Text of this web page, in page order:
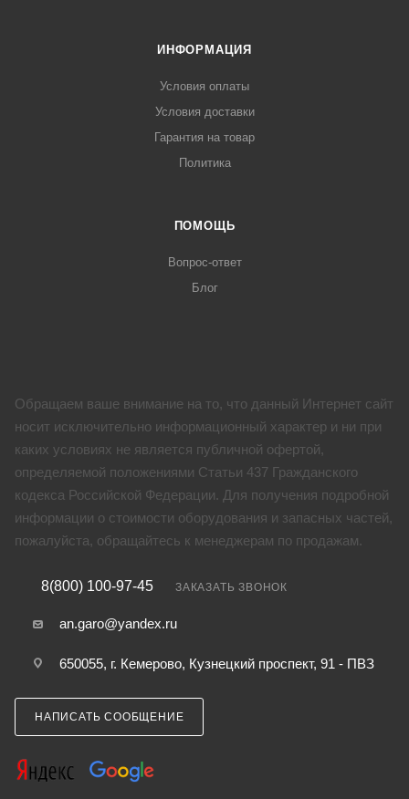
ИНФОРМАЦИЯ
Условия оплаты
Условия доставки
Гарантия на товар
Политика
ПОМОЩЬ
Вопрос-ответ
Блог
Обращаем ваше внимание на то, что данный Интернет сайт
носит исключительно информационный характер и ни при
каких условиях не является публичной офертой,
определяемой положениями Статьи 437 Гражданского
кодекса Российской Федерации. Для получения подробной
информации о стоимости оборудования и запасных частей,
пожалуйста, обращайтесь к менеджерам по продажам.
8(800) 100-97-45 ЗАКАЗАТЬ ЗВОНОК
an.garo@yandex.ru
650055, г. Кемерово, Кузнецкий проспект, 91 - ПВЗ
НАПИСАТЬ СООБЩЕНИЕ